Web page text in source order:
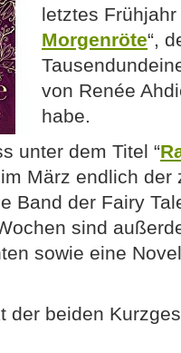
letztes Frühjahr
Morgenröte“,
von Renée
habe.
unter dem Titel “
im März endlich der
Band der Fairy
sind
sowie eine
der beiden